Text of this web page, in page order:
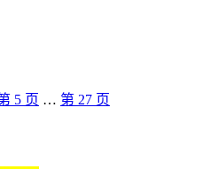
5 页 … 第 27 页